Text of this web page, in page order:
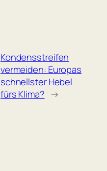
Kondensstreifen
vermeiden: Europas
schnellster Hebel
fürs Klima? →